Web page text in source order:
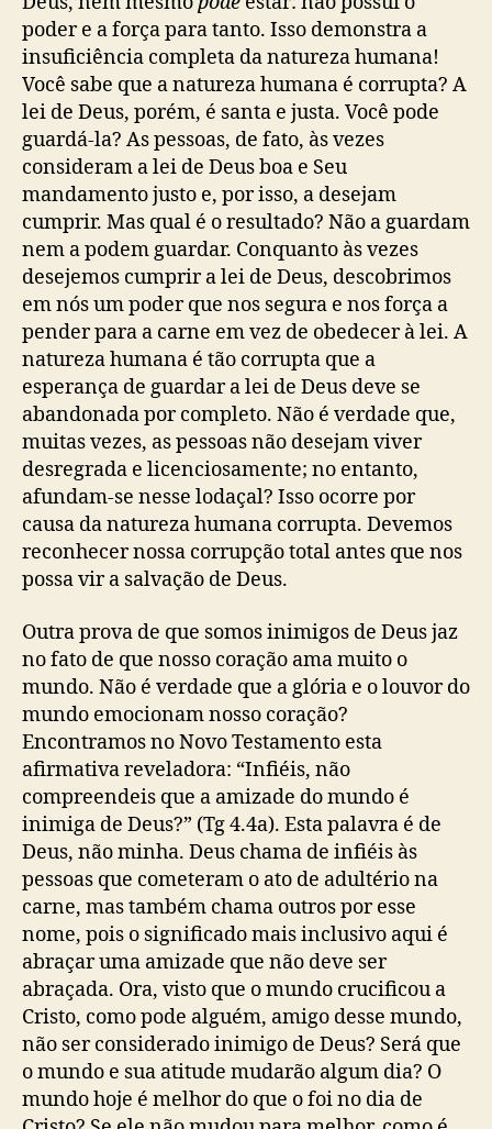
poder e a força para tanto. Isso demonstra a
insuficiência completa da natureza humana!
Você sabe que a natureza humana é corrupta? A
lei de Deus, porém, é santa e justa. Você pode
guardá-la? As pessoas, de fato, às vezes
consideram a lei de Deus boa e Seu
mandamento justo e, por isso, a desejam
cumprir. Mas qual é o resultado? Não a guardam
nem a podem guardar. Conquanto às vezes
desejemos cumprir a lei de Deus, descobrimos
em nós um poder que nos segura e nos força a
pender para a carne em vez de obedecer à lei. A
natureza humana é tão corrupta que a
esperança de guardar a lei de Deus deve se
abandonada por completo. Não é verdade que,
muitas vezes, as pessoas não desejam viver
desregrada e licenciosamente; no entanto,
afundam-se nesse lodaçal? Isso ocorre por
causa da natureza humana corrupta. Devemos
reconhecer nossa corrupção total antes que nos
possa vir a salvação de Deus.
Outra prova de que somos inimigos de Deus jaz
no fato de que nosso coração ama muito o
mundo. Não é verdade que a glória e o louvor do
mundo emocionam nosso coração?
Encontramos no Novo Testamento esta
afirmativa reveladora: “Infiéis, não
compreendeis que a amizade do mundo é
inimiga de Deus?” (Tg 4.4a). Esta palavra é de
Deus, não minha. Deus chama de infiéis às
pessoas que cometeram o ato de adultério na
carne, mas também chama outros por esse
nome, pois o significado mais inclusivo aqui é
abraçar uma amizade que não deve ser
abraçada. Ora, visto que o mundo crucificou a
Cristo, como pode alguém, amigo desse mundo,
não ser considerado inimigo de Deus? Será que
o mundo e sua atitude mudarão algum dia? O
mundo hoje é melhor do que o foi no dia de